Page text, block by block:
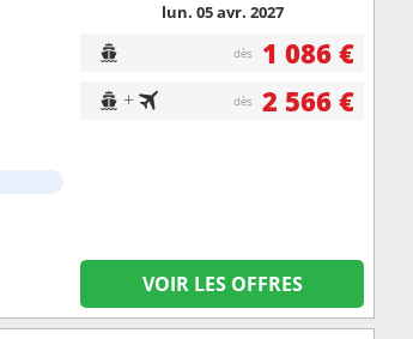
lun. 05 avr. 2027
dès 1 086 €
+ dès 2 566 €
VOIR LES OFFRES